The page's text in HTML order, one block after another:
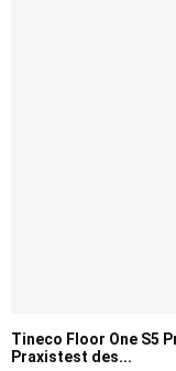
Tineco Floor One S5
Praxistest des...